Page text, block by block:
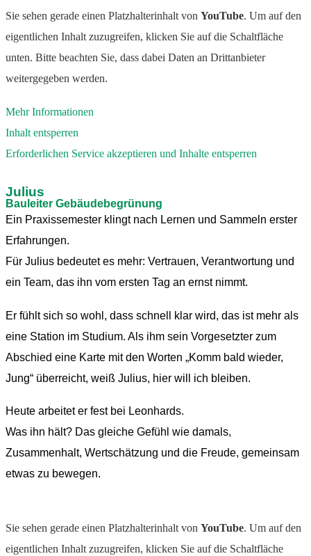
Sie sehen gerade einen Platzhalterinhalt von YouTube. Um auf den
eigentlichen Inhalt zuzugreifen, klicken Sie auf die Schaltfläche
unten. Bitte beachten Sie, dass dabei Daten an Drittanbieter
weitergegeben werden.
Mehr Informationen
Inhalt entsperren
Erforderlichen Service akzeptieren und Inhalte entsperren
Julius
Bauleiter Gebäudebegrünung
Ein Praxissemester klingt nach Lernen und Sammeln erster
Erfahrungen.
Für Julius bedeutet es mehr: Vertrauen, Verantwortung und
ein Team, das ihn vom ersten Tag an ernst nimmt.
Er fühlt sich so wohl, dass schnell klar wird, das ist mehr als
eine Station im Studium. Als ihm sein Vorgesetzter zum
Abschied eine Karte mit den Worten „Komm bald wieder,
Jung“ überreicht, weiß Julius, hier will ich bleiben.
Heute arbeitet er fest bei Leonhards.
Was ihn hält? Das gleiche Gefühl wie damals,
Zusammenhalt, Wertschätzung und die Freude, gemeinsam
etwas zu bewegen.
Sie sehen gerade einen Platzhalterinhalt von YouTube. Um auf den
eigentlichen Inhalt zuzugreifen, klicken Sie auf die Schaltfläche